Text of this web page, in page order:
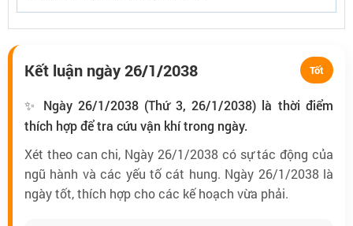
Kết luận ngày 26/1/2038 Tốt
✨ Ngày 26/1/2038 (Thứ 3, 26/1/2038) là thời điểm
thích hợp để tra cứu vận khí trong ngày.
Xét theo can chi, Ngày 26/1/2038 có sự tác động của
ngũ hành và các yếu tố cát hung. Ngày 26/1/2038 là
ngày tốt, thích hợp cho các kế hoạch vừa phải.